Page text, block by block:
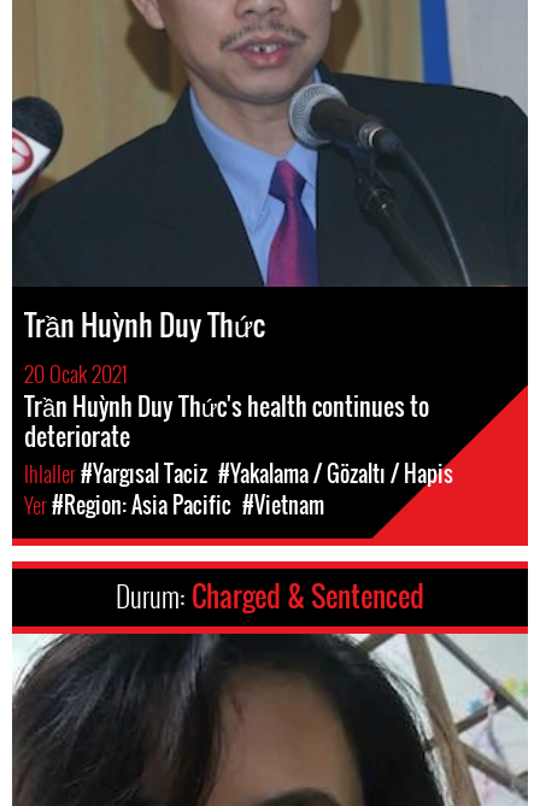
Trần Huỳnh Duy Thức
20 Ocak 2021
Trần Huỳnh Duy Thức's health continues to
deteriorate
Ihlaller#Yargısal Taciz #Yakalama / Gözaltı / Hapis
Yer#Region: Asia Pacific #Vietnam
Durum: Charged & Sentenced